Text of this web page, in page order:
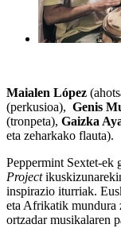
Maialen López
(perkusioa), Genis
(tronpeta), Gaizka
eta zeharkako flauta).
Peppermint Sextet-ek
Project
inspirazio iturriak.
eta Afrikatik mundura
ortzadar musikalaren